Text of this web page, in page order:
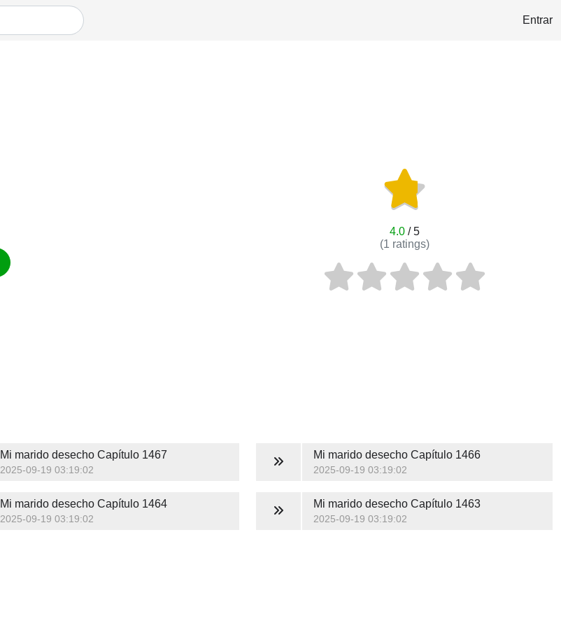
Entrar
4.0/ 5
(1 ratings)
Mi marido desechoCapítulo 1467
2025-09-19 03:19:02
Mi marido desechoCapítulo 1466
2025-09-19 03:19:02
Mi marido desechoCapítulo 1464
2025-09-19 03:19:02
Mi marido desechoCapítulo 1463
2025-09-19 03:19:02